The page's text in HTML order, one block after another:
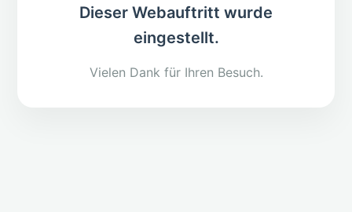
Dieser Webauftritt wurde
eingestellt.
Vielen Dank für Ihren Besuch.